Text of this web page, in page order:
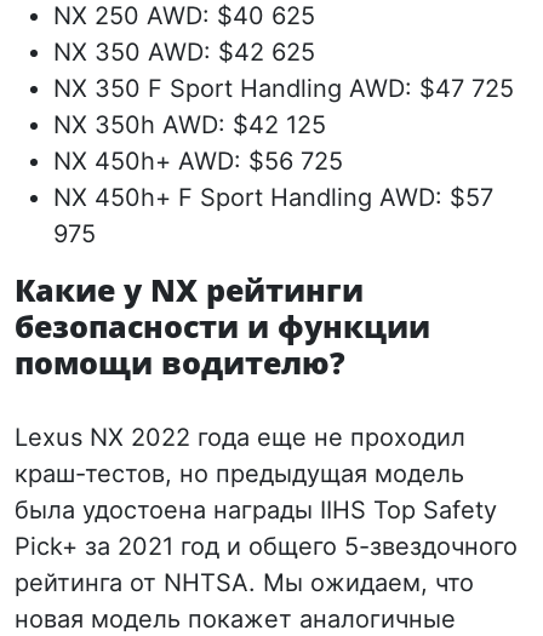
NX 250 AWD: $40 625
NX 350 AWD: $42 625
NX 350 F Sport Handling AWD: $47 725
NX 350h AWD: $42 125
NX 450h+ AWD: $56 725
NX 450h+ F Sport Handling AWD: $57
975
Какие у NX рейтинги
безопасности и функции
помощи водителю?
Lexus NX 2022 года еще не проходил
краш-тестов, но предыдущая модель
была удостоена награды IIHS Top Safety
Pick+ за 2021 год и общего 5-звездочного
рейтинга от NHTSA. Мы ожидаем, что
новая модель покажет аналогичные